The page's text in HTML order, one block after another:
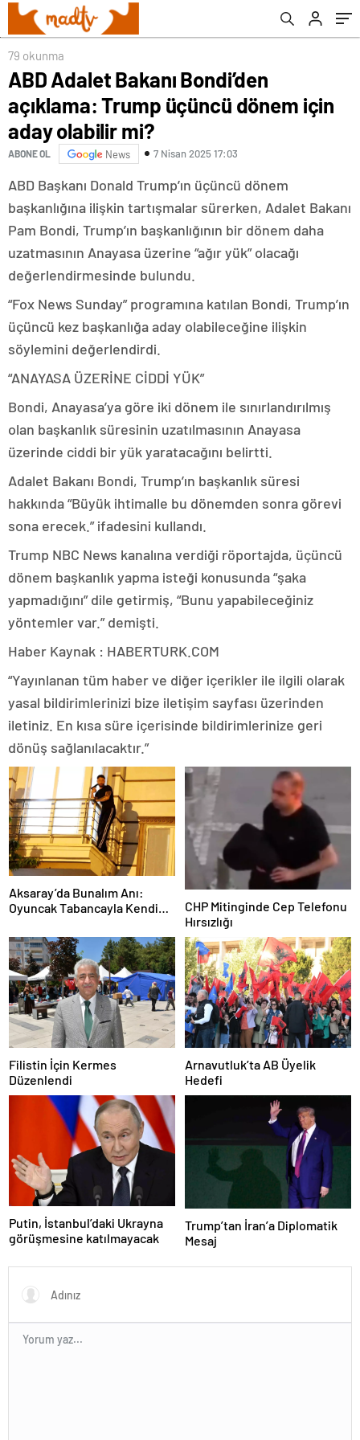
79 okunma
ABD Adalet Bakanı Bondi’den
açıklama: Trump üçüncü dönem için
aday olabilir mi?
ABONE OL News 7 Nisan 2025 17:03
ABD Başkanı Donald Trump’ın üçüncü dönem
başkanlığına ilişkin tartışmalar sürerken, Adalet Bakanı
Pam Bondi, Trump’ın başkanlığının bir dönem daha
uzatmasının Anayasa üzerine “ağır yük” olacağı
değerlendirmesinde bulundu.
“Fox News Sunday” programına katılan Bondi, Trump’ın
üçüncü kez başkanlığa aday olabileceğine ilişkin
söylemini değerlendirdi.
“ANAYASA ÜZERİNE CİDDİ YÜK”
Bondi, Anayasa’ya göre iki dönem ile sınırlandırılmış
olan başkanlık süresinin uzatılmasının Anayasa
üzerinde ciddi bir yük yaratacağını belirtti.
Adalet Bakanı Bondi, Trump’ın başkanlık süresi
hakkında “Büyük ihtimalle bu dönemden sonra görevi
sona erecek.” ifadesini kullandı.
Trump NBC News kanalına verdiği röportajda, üçüncü
dönem başkanlık yapma isteği konusunda “şaka
yapmadığını” dile getirmiş, “Bunu yapabileceğiniz
yöntemler var.” demişti.
Haber Kaynak : HABERTURK.COM
“Yayınlanan tüm haber ve diğer içerikler ile ilgili olarak
yasal bildirimlerinizi bize iletişim sayfası üzerinden
iletiniz. En kısa süre içerisinde bildirimlerinize geri
dönüş sağlanılacaktır.”
Aksaray’da Bunalım Anı:
Oyuncak Tabancayla Kendine
CHP Mitinginde Cep Telefonu
Hırsızlığı
Filistin İçin Kermes
Düzenlendi
Arnavutluk’ta AB Üyelik
Hedefi
Putin, İstanbul’daki Ukrayna
görüşmesine katılmayacak
Trump’tan İran’a Diplomatik
Mesaj